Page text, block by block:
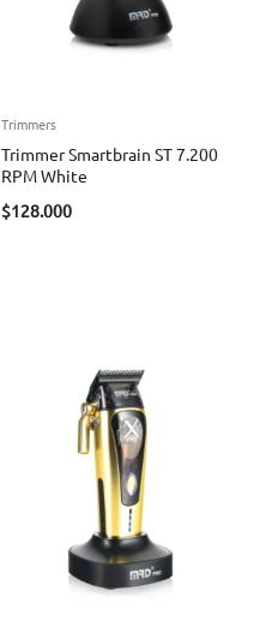
Trimmers
Trimmer Smartbrain ST 7.200
RPM White
$128.000